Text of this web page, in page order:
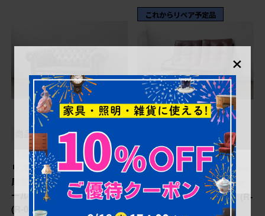
¥188,100 (税込)
商品番号 R-088128
【簡易リペア限定品】 イギ
リスヴィンテージ 本革 重
厚な佇まいのチェスターフィ
ールドソファ ※傷み有り
(R-088128)
これからリペア予定品
¥264,000 (税込)
R-087944
中古 冨士ファニチア
Agio(アージオ) 本革 ワイ
ド2Pソファとスツールのセ
ット 定価約58万6千円 (R-
×